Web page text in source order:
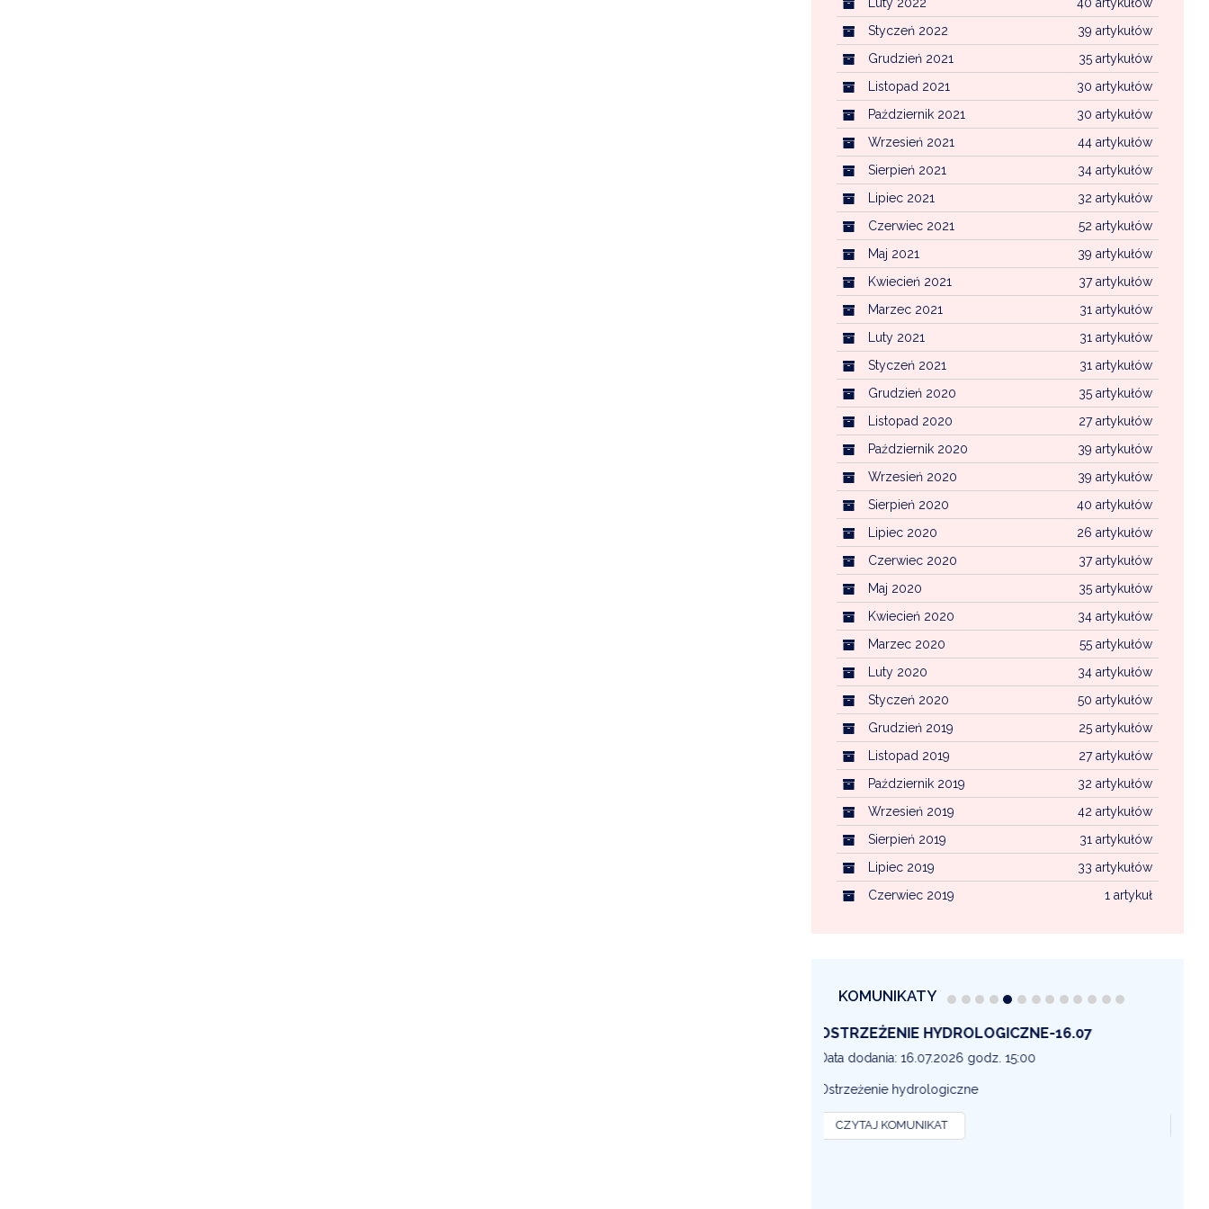
39 artykułów
Styczeń 2022
35 artykułów
Grudzień 2021
30 artykułów
Listopad 2021
30 artykułów
Październik 2021
44 artykułów
Wrzesień 2021
34 artykułów
Sierpień 2021
32 artykułów
Lipiec 2021
52 artykułów
Czerwiec 2021
39 artykułów
Maj 2021
37 artykułów
Kwiecień 2021
31 artykułów
Marzec 2021
31 artykułów
Luty 2021
31 artykułów
Styczeń 2021
35 artykułów
Grudzień 2020
27 artykułów
Listopad 2020
39 artykułów
Październik 2020
39 artykułów
Wrzesień 2020
40 artykułów
Sierpień 2020
26 artykułów
Lipiec 2020
37 artykułów
Czerwiec 2020
35 artykułów
Maj 2020
34 artykułów
Kwiecień 2020
55 artykułów
Marzec 2020
34 artykułów
Luty 2020
50 artykułów
Styczeń 2020
25 artykułów
Grudzień 2019
27 artykułów
Listopad 2019
32 artykułów
Październik 2019
42 artykułów
Wrzesień 2019
31 artykułów
Sierpień 2019
33 artykułów
Lipiec 2019
1 artykuł
Czerwiec 2019
KOMUNIKATY
OSTRZEŻENIE METEOROLOGICZNE 16-07
Data dodania: 16.07.2026 godz. 14:30
OSTRZEŻENIE METEOROLOGICZNE
CZYTAJ KOMUNIKAT